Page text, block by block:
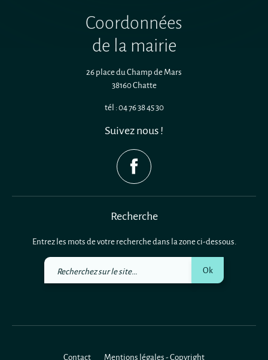
Coordonnées
de la mairie
26 place du Champ de Mars
38160 Chatte
tél : 04 76 38 45 30
Suivez nous !
Recherche
Entrez les mots de votre recherche dans la zone ci-dessous.
Recherchez
Ok
Contact Mentions légales - Copyright